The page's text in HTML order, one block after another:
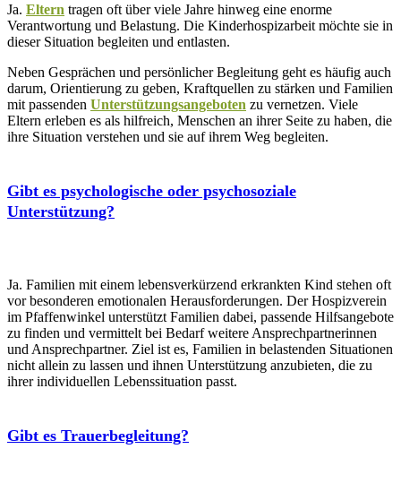
Ja. Eltern tragen oft über viele Jahre hinweg eine enorme
Verantwortung und Belastung. Die Kinderhospizarbeit möchte sie in
dieser Situation begleiten und entlasten.
Neben Gesprächen und persönlicher Begleitung geht es häufig auch
darum, Orientierung zu geben, Kraftquellen zu stärken und Familien
mit passenden Unterstützungsangeboten zu vernetzen. Viele
Eltern erleben es als hilfreich, Menschen an ihrer Seite zu haben, die
ihre Situation verstehen und sie auf ihrem Weg begleiten.
Gibt es psychologische oder psychosoziale
Unterstützung?
Ja. Familien mit einem lebensverkürzend erkrankten Kind stehen oft
vor besonderen emotionalen Herausforderungen. Der Hospizverein
im Pfaffenwinkel unterstützt Familien dabei, passende Hilfsangebote
zu finden und vermittelt bei Bedarf weitere Ansprechpartnerinnen
und Ansprechpartner. Ziel ist es, Familien in belastenden Situationen
nicht allein zu lassen und ihnen Unterstützung anzubieten, die zu
ihrer individuellen Lebenssituation passt.
Gibt es Trauerbegleitung?